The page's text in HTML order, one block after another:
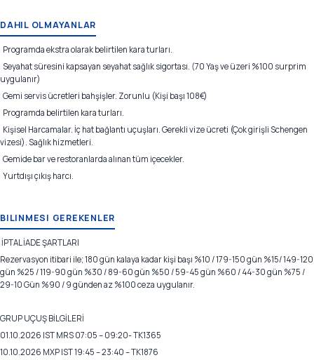
DAHIL OLMAYANLAR
Programda ekstra olarak belirtilen kara turları.
Seyahat süresini kapsayan seyahat sağlık sigortası. (70 Yaş ve üzeri %100 surprim
uygulanır)
Gemi servis ücretleri bahşişler. Zorunlu (Kişi başı 108€)
Programda belirtilen kara turları.
Kişisel Harcamalar. İç hat bağlantı uçuşları. Gerekli vize ücreti (Çok girişli Schengen
vizesi). Sağlık hizmetleri.
Gemide bar ve restoranlarda alınan tüm içecekler.
Yurtdışı çıkış harcı.
BILINMESI GEREKENLER
İPTAL İADE ŞARTLARI
Rezervasyon itibari ile; 180 gün kalaya kadar kişi başı %10 / 179-150 gün %15/ 149-120
gün %25 / 119-90 gün %30 / 89-60 gün %50 / 59-45 gün %60 / 44-30 gün %75 /
29-10 Gün %90 / 9 günden az %100 ceza uygulanır.
GRUP UÇUŞ BİLGİLERİ
01.10.2026 IST MRS 07:05 – 09:20- TK1365
10.10.2026 MXP IST 19:45 – 23:40 – TK1876